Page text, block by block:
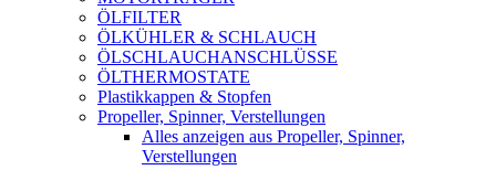
ÖLFILTER
ÖLKÜHLER & SCHLAUCH
ÖLSCHLAUCHANSCHLÜSSE
ÖLTHERMOSTATE
Plastikkappen & Stopfen
Propeller, Spinner, Verstellungen
Alles anzeigen aus Propeller, Spinner,
Verstellungen